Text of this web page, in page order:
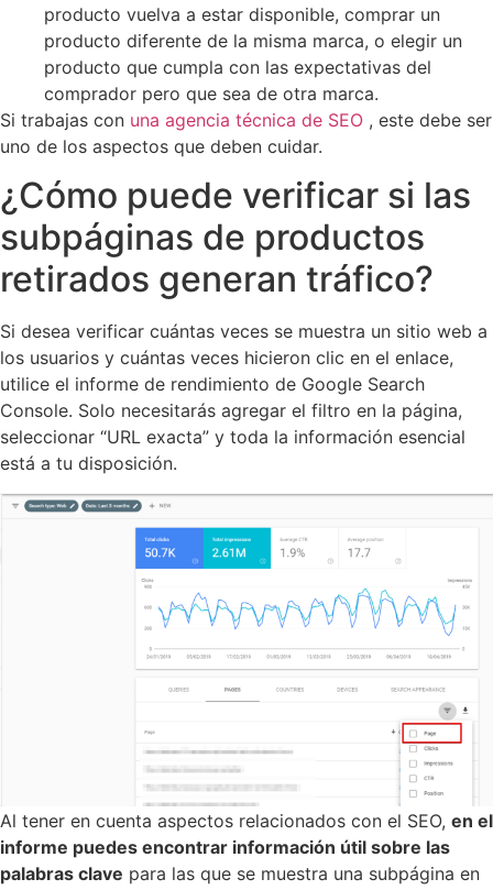
producto vuelva a estar disponible, comprar un
producto diferente de la misma marca, o elegir un
producto que cumpla con las expectativas del
comprador pero que sea de otra marca.
Si trabajas con una agencia técnica de SEO , este debe ser
uno de los aspectos que deben cuidar.
¿Cómo puede verificar si las
subpáginas de productos
retirados generan tráfico?
Si desea verificar cuántas veces se muestra un sitio web a
los usuarios y cuántas veces hicieron clic en el enlace,
utilice el informe de rendimiento de Google Search
Console. Solo necesitarás agregar el filtro en la página,
seleccionar “URL exacta” y toda la información esencial
está a tu disposición.
Al tener en cuenta aspectos relacionados con el SEO, en el
informe puedes encontrar información útil sobre las
palabras clave para las que se muestra una subpágina en